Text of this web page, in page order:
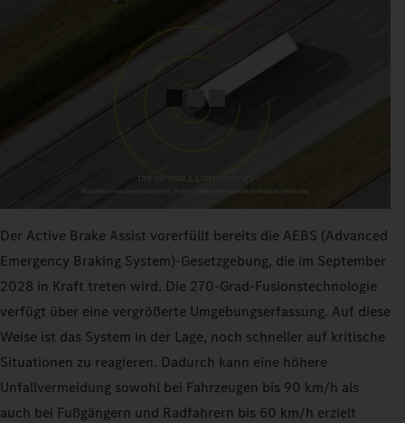
Der Active Brake Assist vorerfüllt bereits die AEBS (Advanced
Emergency Braking System)-Gesetzgebung, die im September
2028 in Kraft treten wird. Die 270‑Grad-Fusionstechnologie
verfügt über eine vergrößerte Umgebungserfassung. Auf diese
Weise ist das System in der Lage, noch schneller auf kritische
Situationen zu reagieren. Dadurch kann eine höhere
Unfallvermeidung sowohl bei Fahrzeugen bis 90 km/h als
auch bei Fußgängern und Radfahrern bis 60 km/h erzielt